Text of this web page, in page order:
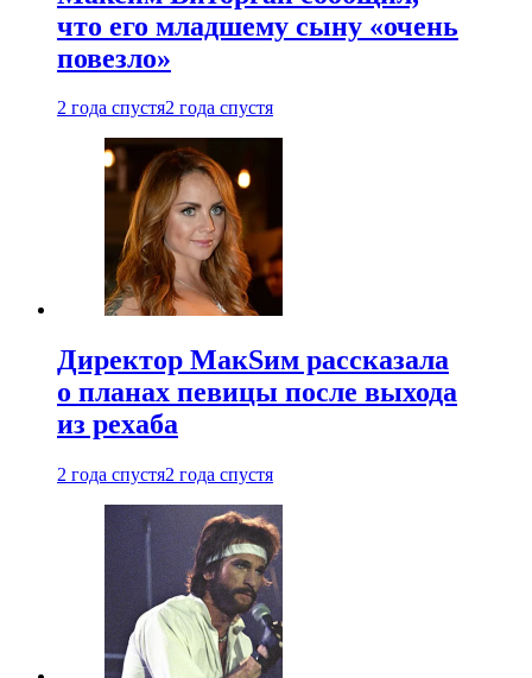
что его младшему сыну «очень
повезло»
2 года спустя2 года спустя
Директор МакSим рассказала
о планах певицы после выхода
из рехаба
2 года спустя2 года спустя